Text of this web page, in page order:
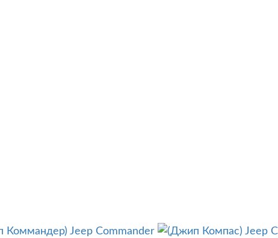
Jeep Commander
Jeep